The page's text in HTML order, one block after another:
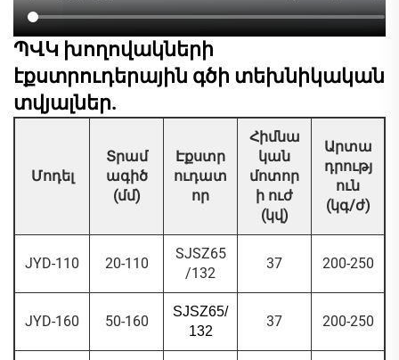
ՊՎԿ խողովակների
էքստրուդերային գծի տեխնիկական
տվյալներ.
Մոդել
Տրամ
ագիծ
(մմ)
Էքստր
ուդատ
որ
Հիմնա
կան
մոտոր
ի ուժ
(կվ)
Արտա
դրությ
ուն
(կգ/ժ)
JYD-110 20-110
SJSZ65
/132
37 200-250
JYD-160 50-160
SJSZ65/
132
37 200-250